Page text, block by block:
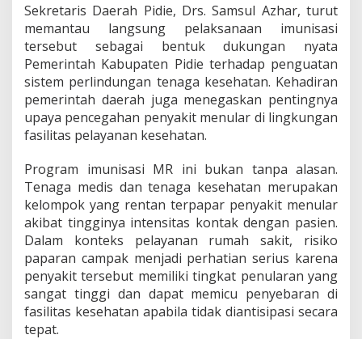
Sekretaris Daerah Pidie, Drs. Samsul Azhar, turut
memantau langsung pelaksanaan imunisasi
tersebut sebagai bentuk dukungan nyata
Pemerintah Kabupaten Pidie terhadap penguatan
sistem perlindungan tenaga kesehatan. Kehadiran
pemerintah daerah juga menegaskan pentingnya
upaya pencegahan penyakit menular di lingkungan
fasilitas pelayanan kesehatan.
Program imunisasi MR ini bukan tanpa alasan.
Tenaga medis dan tenaga kesehatan merupakan
kelompok yang rentan terpapar penyakit menular
akibat tingginya intensitas kontak dengan pasien.
Dalam konteks pelayanan rumah sakit, risiko
paparan campak menjadi perhatian serius karena
penyakit tersebut memiliki tingkat penularan yang
sangat tinggi dan dapat memicu penyebaran di
fasilitas kesehatan apabila tidak diantisipasi secara
tepat.